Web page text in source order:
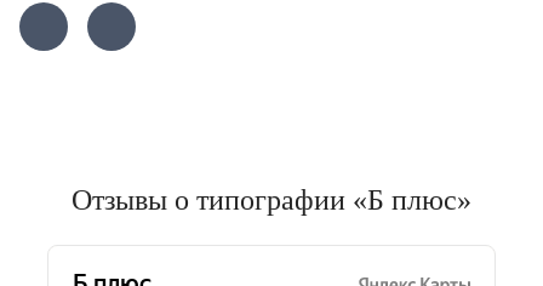
Отзывы о типографии «Б плюс»